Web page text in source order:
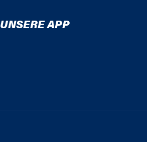
UNSERE APP